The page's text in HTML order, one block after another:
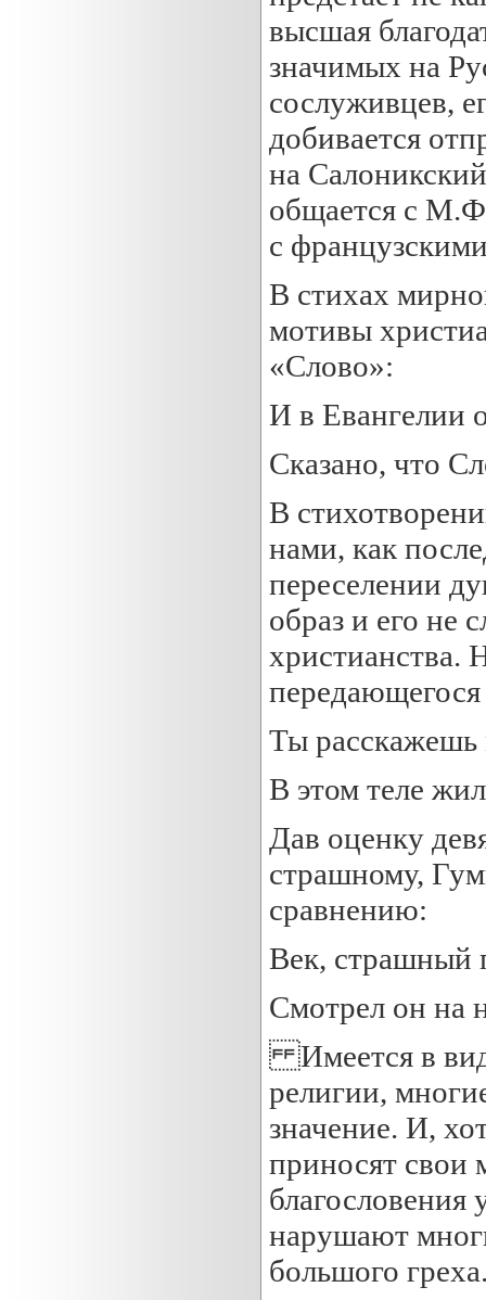
высшая
значимых на
сослуживцев,
добивается
на
общается с
с
В стихах
мотивы
«Слово»:
И в Евангелии
Сказано, что
В
нами, как
переселении
образ и его не
христианства.
Ты расскажешь
В этом теле
Дав оценку
страшному,
сравнению:
Век, страшный
Смотрел он на
Имеется в
религии,
значение. И,
приносят свои
благословения
нарушают
большого